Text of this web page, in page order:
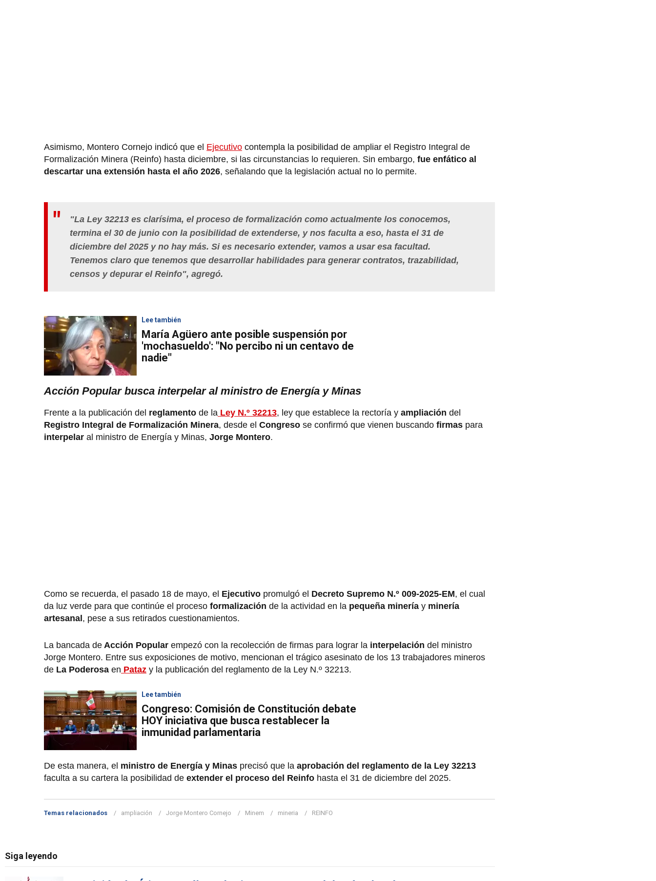
Asimismo, Montero Cornejo indicó que el Ejecutivo contempla la posibilidad de ampliar el Registro Integral de
Formalización Minera (Reinfo) hasta diciembre, si las circunstancias lo requieren. Sin embargo, fue enfático al
descartar una extensión hasta el año 2026, señalando que la legislación actual no lo permite.
"La Ley 32213 es clarísima, el proceso de formalización como actualmente los conocemos,
termina el 30 de junio con la posibilidad de extenderse, y nos faculta a eso, hasta el 31 de
diciembre del 2025 y no hay más. Si es necesario extender, vamos a usar esa facultad.
Tenemos claro que tenemos que desarrollar habilidades para generar contratos, trazabilidad,
censos y depurar el Reinfo", agregó.
Lee también
María Agüero ante posible suspensión por
'mochasueldo': "No percibo ni un centavo de
nadie"
Acción Popular busca interpelar al ministro de Energía y Minas
Frente a la publicación del reglamento de la Ley N.º 32213, ley que establece la rectoría y ampliación del
Registro Integral de Formalización Minera, desde el Congreso se confirmó que vienen buscando firmas para
interpelar al ministro de Energía y Minas, Jorge Montero.
Como se recuerda, el pasado 18 de mayo, el Ejecutivo promulgó el Decreto Supremo N.º 009-2025-EM, el cual
da luz verde para que continúe el proceso formalización de la actividad en la pequeña minería y minería
artesanal, pese a sus retirados cuestionamientos.
La bancada de Acción Popular empezó con la recolección de firmas para lograr la interpelación del ministro
Jorge Montero. Entre sus exposiciones de motivo, mencionan el trágico asesinato de los 13 trabajadores mineros
de La Poderosa en Pataz y la publicación del reglamento de la Ley N.º 32213.
Lee también
Congreso: Comisión de Constitución debate
HOY iniciativa que busca restablecer la
inmunidad parlamentaria
De esta manera, el ministro de Energía y Minas precisó que la aprobación del reglamento de la Ley 32213
faculta a su cartera la posibilidad de extender el proceso del Reinfo hasta el 31 de diciembre del 2025.
Temas relacionados ampliación Jorge Montero Cornejo Minem mineria REINFO
Siga leyendo